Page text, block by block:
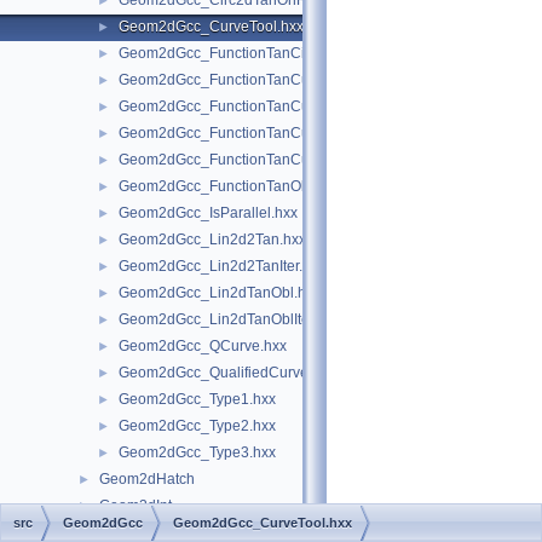
► Geom2dGcc_CurveTool.hxx
► Geom2dGcc_FunctionTanCirCu.hxx
► Geom2dGcc_FunctionTanCuCu.hxx
► Geom2dGcc_FunctionTanCuCuCu.hxx
► Geom2dGcc_FunctionTanCuCuOnCu.hxx
► Geom2dGcc_FunctionTanCuPnt.hxx
► Geom2dGcc_FunctionTanObl.hxx
► Geom2dGcc_IsParallel.hxx
► Geom2dGcc_Lin2d2Tan.hxx
► Geom2dGcc_Lin2d2TanIter.hxx
► Geom2dGcc_Lin2dTanObl.hxx
► Geom2dGcc_Lin2dTanOblIter.hxx
► Geom2dGcc_QCurve.hxx
► Geom2dGcc_QualifiedCurve.hxx
► Geom2dGcc_Type1.hxx
► Geom2dGcc_Type2.hxx
► Geom2dGcc_Type3.hxx
► Geom2dHatch
► Geom2dInt
► Geom2dLProp
src Geom2dGcc Geom2dGcc_CurveTool.hxx